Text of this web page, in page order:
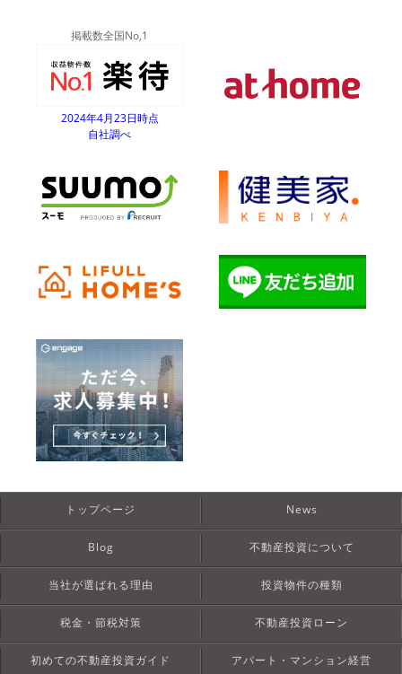
掲載数全国No,1
2024年4月23日時点
自社調べ
トップページ News
Blog 不動産投資について
当社が選ばれる理由 投資物件の種類
税金・節税対策 不動産投資ローン
初めての不動産投資ガイド アパート・マンション経営